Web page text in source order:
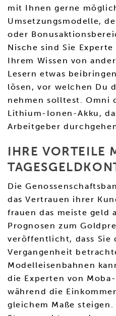
mit Ihnen gerne
Umsetzungsmodelle,
oder
Nische sind Sie
Ihrem Wissen von
Lesern etwas
lösen, vor welchen Du
nehmen solltest. Omni
Lithium-Ionen-Akku,
Arbeitgeber
IHRE VORTEILE
Die
das Vertrauen ihrer
frauen das meiste geld
Prognosen zum
veröffentlicht, dass Sie
Vergangenheit
Modelleisenbahnen
die Experten von
während die
gleichem Maße